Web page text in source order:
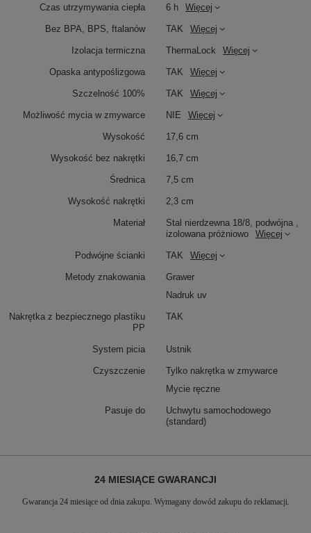
Czas utrzymywania ciepła 6 h Więcej
Bez BPA, BPS, ftalanów TAK Więcej
Izolacja termiczna ThermaLock Więcej
Opaska antypoślizgowa TAK Więcej
Szczelność 100% TAK Więcej
Możliwość mycia w zmywarce NIE Więcej
Wysokość 17,6 cm
Wysokość bez nakrętki 16,7 cm
Średnica 7,5 cm
Wysokość nakrętki 2,3 cm
Materiał
Stal nierdzewna 18/8, podwójna ,
izolowana próżniowo
Więcej
Podwójne ścianki TAK Więcej
Metody znakowania
Grawer
Nadruk uv
Nakrętka z bezpiecznego plastiku
PP
TAK
System picia Ustnik
Czyszczenie
Tylko nakrętka w zmywarce
Mycie ręczne
Pasuje do
Uchwytu samochodowego
(standard)
24 MIESIĄCE GWARANCJI
Gwarancja 24 miesiące od dnia zakupu. Wymagany dowód zakupu do reklamacji.